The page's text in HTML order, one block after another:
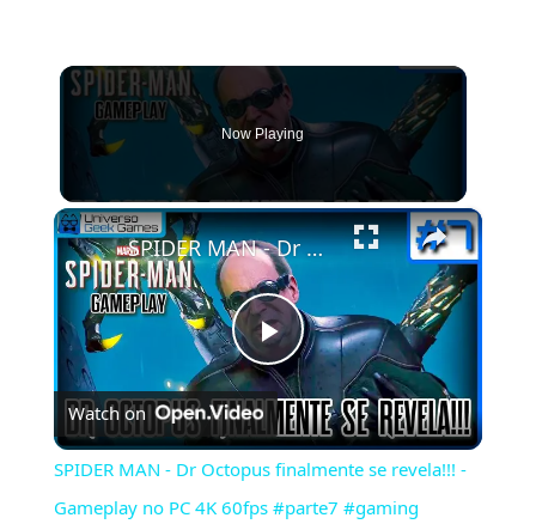
Now Playing
×
Play
Video
SPIDER MAN - Dr Octopus finalmente se revela!!! - Gameplay no PC 4K 60fps #parte7 #gaming
Watch on
SPIDER MAN - Dr Octopus finalmente se revela!!! -
Gameplay no PC 4K 60fps #parte7 #gaming